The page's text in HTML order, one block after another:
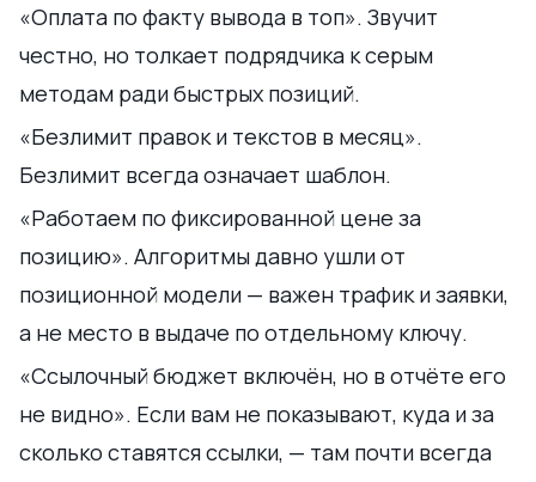
«Оплата по факту вывода в топ». Звучит
честно, но толкает подрядчика к серым
методам ради быстрых позиций.
«Безлимит правок и текстов в месяц».
Безлимит всегда означает шаблон.
«Работаем по фиксированной цене за
позицию». Алгоритмы давно ушли от
позиционной модели — важен трафик и заявки,
а не место в выдаче по отдельному ключу.
«Ссылочный бюджет включён, но в отчёте его
не видно». Если вам не показывают, куда и за
сколько ставятся ссылки, — там почти всегда